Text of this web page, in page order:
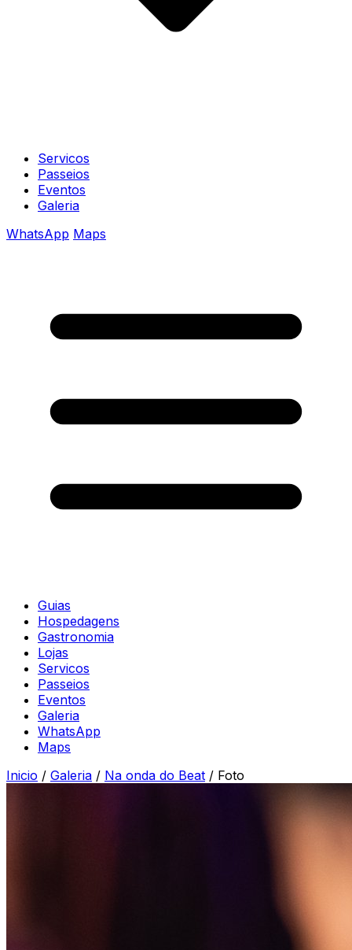
Servicos
Passeios
Eventos
Galeria
WhatsApp Maps
Guias
Hospedagens
Gastronomia
Lojas
Servicos
Passeios
Eventos
Galeria
WhatsApp
Maps
Inicio / Galeria / Na onda do Beat / Foto